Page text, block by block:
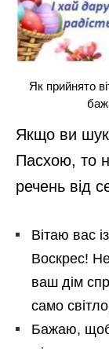
Як прийнято
Якщо ви
Пасхою, то
речень від
Вітаю вас
Воскрес!
ваш дім
само
Бажаю,